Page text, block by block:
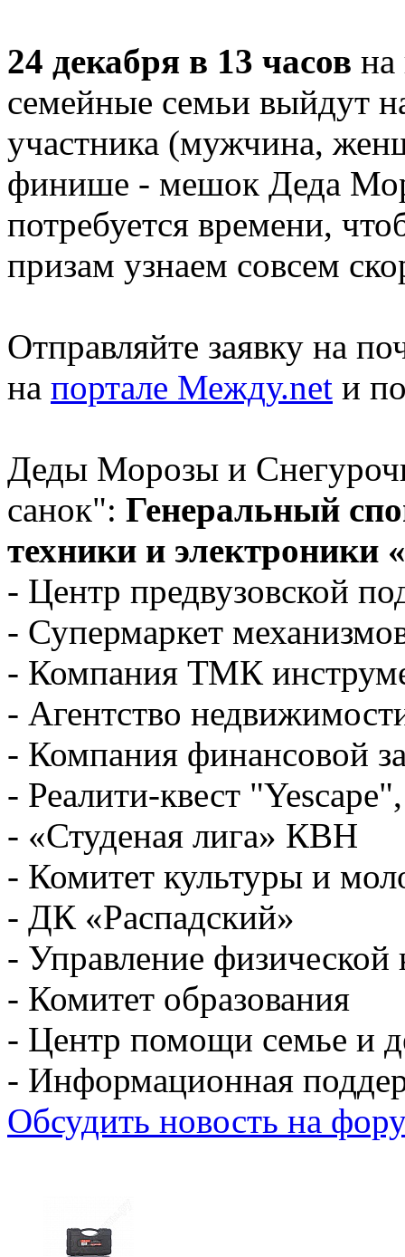
24 декабря в 13 часов
семейные семьи выйдут
участника (мужчина,
финише - мешок Деда
потребуется времени,
призам узнаем совсем
Отправляйте заявку на
на портале Между.net и
Деды Морозы и
санок": Генеральный
техники и электроники
- Центр предвузовской
- Супермаркет
- Компания ТМК
- Агентство
- Компания финансовой
- Реалити-квест
- «Студеная лига» КВН
- Комитет культуры и
- ДК «Распадский»
- Управление физической
- Комитет образования
- Центр помощи семье и
- Информационная
Обсудить новость на